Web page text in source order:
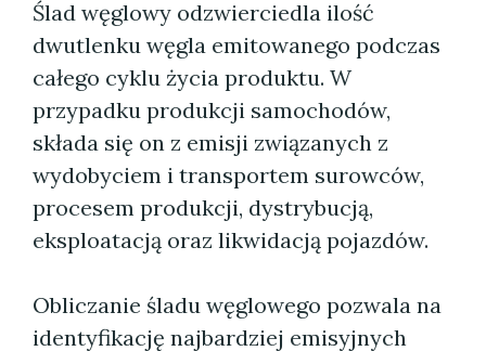
Ślad węglowy odzwierciedla ilość
dwutlenku węgla emitowanego podczas
całego cyklu życia produktu. W
przypadku produkcji samochodów,
składa się on z emisji związanych z
wydobyciem i transportem surowców,
procesem produkcji, dystrybucją,
eksploatacją oraz likwidacją pojazdów.
Obliczanie śladu węglowego pozwala na
identyfikację najbardziej emisyjnych